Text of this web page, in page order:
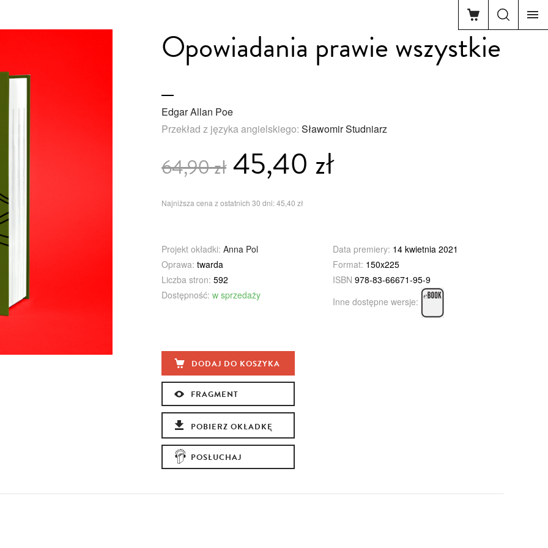
Opowiadania prawie wszystkie
Edgar Allan Poe
Przekład z języka angielskiego: Sławomir Studniarz
64,90 zł45,40 zł
Najniższa cena z ostatnich 30 dni: 45,40 zł
Projekt okładki: Anna Pol Data premiery: 14 kwietnia 2021
Oprawa: twarda Format: 150x225
Liczba stron: 592 ISBN 978-83-66671-95-9
Dostępność: w sprzedaży
Inne dostępne wersje:
DODAJ DO KOSZYKA
FRAGMENT
POBIERZ OKŁADKĘ
POSŁUCHAJ